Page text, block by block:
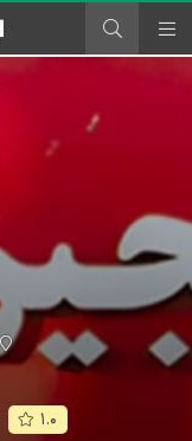
۱.۰